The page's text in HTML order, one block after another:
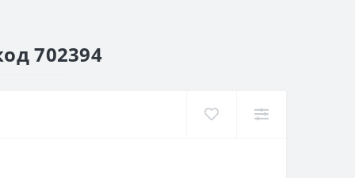
702394